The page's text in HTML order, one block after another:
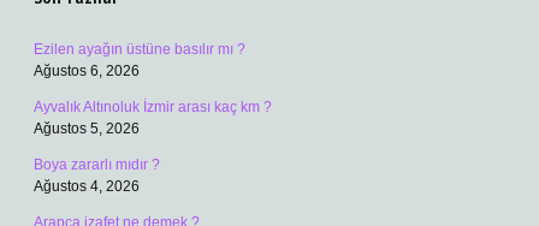
Ezilen ayağın üstüne basılır mı ?
Ağustos 6, 2026
Ayvalık Altınoluk İzmir arası kaç km ?
Ağustos 5, 2026
Boya zararlı mıdır ?
Ağustos 4, 2026
Arapça izafet ne demek ?